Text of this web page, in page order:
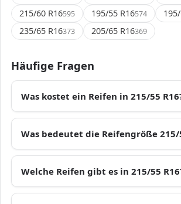
215/60 R16595 195/55 R16574
235/65 R16373 205/65 R16369
Häufige Fragen
Was kostet ein Reifen in 215/55
Was bedeutet die Reifengröße 215/
Welche Reifen gibt es in 215/55